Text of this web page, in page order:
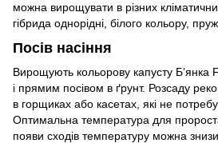
можна вирощувати в різних
гібрида однорідні, білого кольору,
Посів насіння
Вирощують кольорову капусту Б’янка
і прямим посівом в ґрунт. Розсаду
в горщиках або касетах, які не
Оптимальна температура для
появи сходів температуру можна